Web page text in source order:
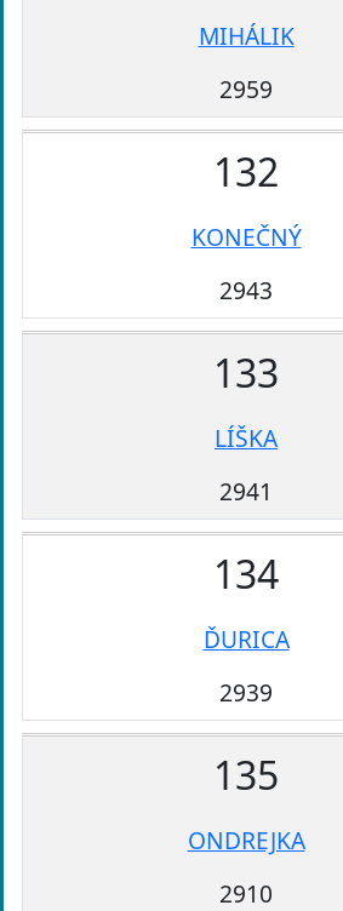
MIHÁLIK
2959
132
KONEČNÝ
2943
133
LÍŠKA
2941
134
ĎURICA
2939
135
ONDREJKA
2910